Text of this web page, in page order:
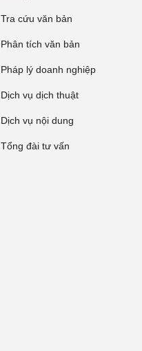
Tra cứu văn bản
Phân tích văn bản
Pháp lý doanh nghiệp
Dịch vụ dịch thuật
Dịch vụ nội dung
Tổng đài tư vấn